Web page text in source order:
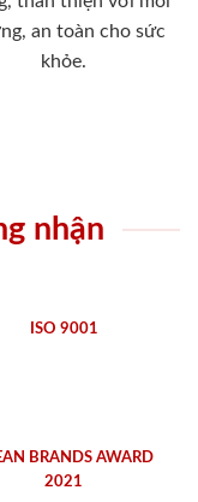
an toàn cho sức
khỏe.
nhận
ISO 9001
BRANDS AWARD
2021